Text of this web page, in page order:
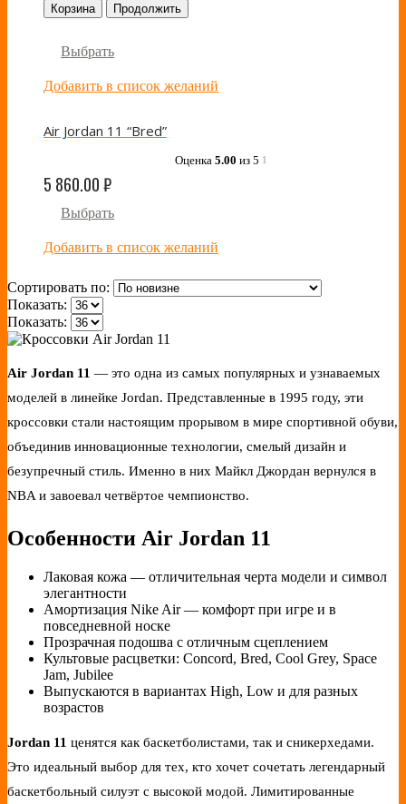
Корзина Продолжить
Выбрать
Добавить в список желаний
Air Jordan 11 “Bred”
Оценка 5.00 из 5 1
5 860.00₽
Выбрать
Добавить в список желаний
Сортировать по:
Показать:
Показать:
Air Jordan 11 — это одна из самых популярных и узнаваемых
моделей в линейке Jordan. Представленные в 1995 году, эти
кроссовки стали настоящим прорывом в мире спортивной обуви,
объединив инновационные технологии, смелый дизайн и
безупречный стиль. Именно в них Майкл Джордан вернулся в
NBA и завоевал четвёртое чемпионство.
Особенности Air Jordan 11
Лаковая кожа — отличительная черта модели и символ
элегантности
Амортизация Nike Air — комфорт при игре и в
повседневной носке
Прозрачная подошва с отличным сцеплением
Культовые расцветки: Concord, Bred, Cool Grey, Space
Jam, Jubilee
Выпускаются в вариантах High, Low и для разных
возрастов
Jordan 11 ценятся как баскетболистами, так и сникерхедами.
Это идеальный выбор для тех, кто хочет сочетать легендарный
баскетбольный силуэт с высокой модой. Лимитированные